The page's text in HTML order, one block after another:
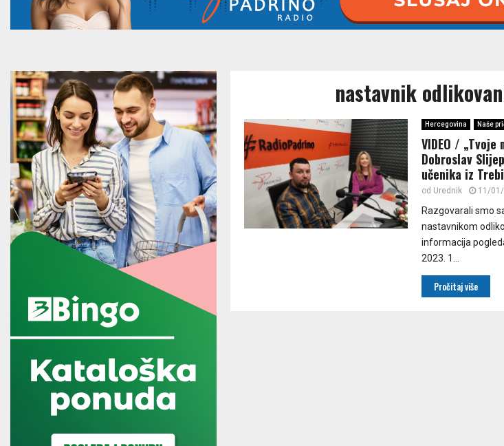
nastavnik
Hercegovina Naše
VIDEO /
Dobroslav
učenika iz
od Urednik 11/
Razgovarali smo
nastavnikom
informacija
2023. 1...
Pročitaj više